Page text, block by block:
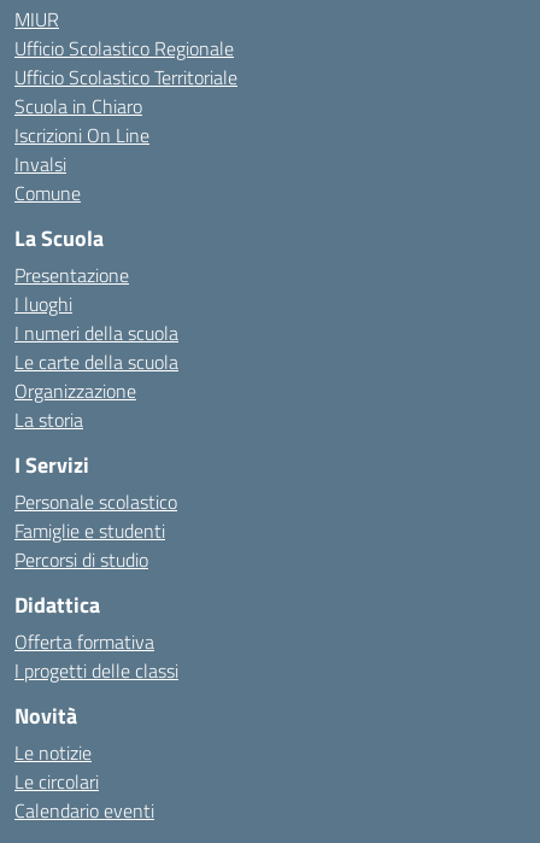
MIUR
Ufficio Scolastico Regionale
Ufficio Scolastico Territoriale
Scuola in Chiaro
Iscrizioni On Line
Invalsi
Comune
La Scuola
Presentazione
I luoghi
I numeri della scuola
Le carte della scuola
Organizzazione
La storia
I Servizi
Personale scolastico
Famiglie e studenti
Percorsi di studio
Didattica
Offerta formativa
I progetti delle classi
Novità
Le notizie
Le circolari
Calendario eventi